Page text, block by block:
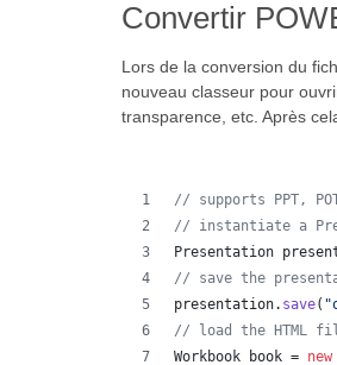
Convertir
Lors de la conversion du
nouveau classeur pour
transparence, etc. Après
// supports PPT,
// instantiate a
Presentation
// save the
presentation. save(
// load the HTML
Workbook
book = new